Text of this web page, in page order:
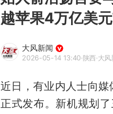
越苹果4万亿美
大风新闻
2026-05-14 13:40·陕西·大
近日，有业内人士向
正式发布。新机规划